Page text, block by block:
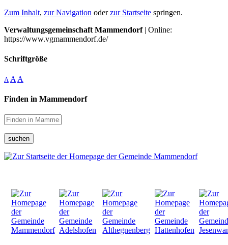
Zum Inhalt, zur Navigation oderzur Startseite springen.
Verwaltungsgemeinschaft Mammendorf| Online:
https://www.vgmammendorf.de/
Schriftgröße
A A A
Finden in Mammendorf
suchen